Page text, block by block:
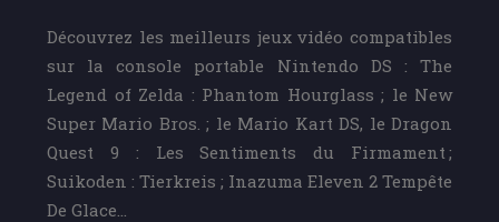
Découvrez les meilleurs jeux vidéo compatibles
sur la console portable Nintendo DS : The
Legend of Zelda : Phantom Hourglass ; le New
Super Mario Bros. ; le Mario Kart DS, le Dragon
Quest 9 : Les Sentiments du Firmament ;
Suikoden : Tierkreis ; Inazuma Eleven 2 Tempête
De Glace…